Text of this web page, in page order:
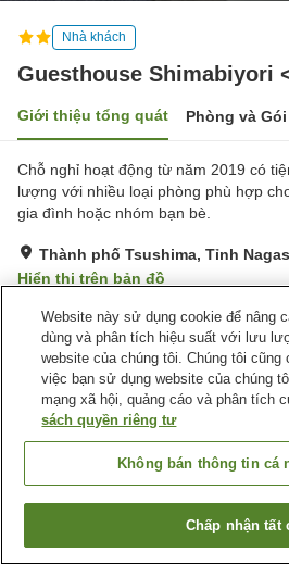
Nhà khách
Guesthouse Shimabiyori
Giới thiệu tổng quát Phòng và
Chỗ nghỉ hoạt động từ năm 2019 có
lượng với nhiều loại phòng phù hợp
gia đình hoặc nhóm bạn bè.
Thành phố Tsushima, Tỉnh
Hiển thị trên bản đồ
Tuyệt vời Đánh giá:46lượt
Tiện nghi chỗ nghỉ
Bãi đỗ xe Nhà
Nhật Bản Tỉnh Nagasaki
Guesthouse Shimabiyori <Tsushima>
Tìm phòng
Website này sử dụng cookie để nâng
dùng và phân tích hiệu suất với lưu
website của chúng tôi. Chúng tôi cũng
việc bạn sử dụng website của chúng
mạng xã hội, quảng cáo và phân tích
sách quyền riêng tư
Không bán thông tin cá
Chấp nhận tất